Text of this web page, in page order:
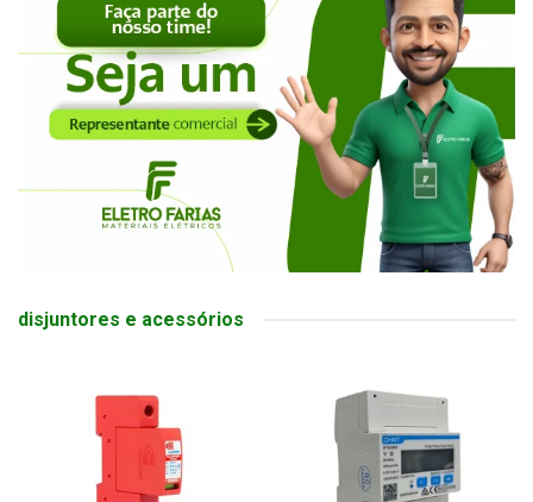
disjuntores e acessórios